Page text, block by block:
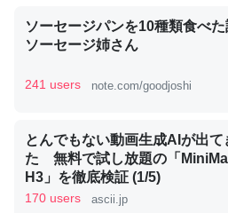
昆虫ってカルシウム少ないのか。
コオロギのカルシウム分はエビ
いのか」に関する新仮説
ソーセージパンを10種類食べた
ソーセージ姉さん
241 users note.com/goodjoshi
とんでもない動画生成AIが出て
た 無料で試し放題の「
H3」を徹底検証 (1/5)
170 users ascii.jp